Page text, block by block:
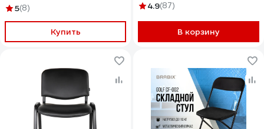
5(8)
Купить
4.9(87)
В корзину